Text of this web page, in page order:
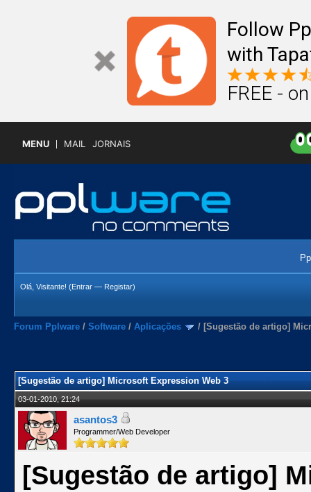
Follow
with
FREE -
MENU MAIL JORNAIS
Olá, Visitante! (Entrar — Registar)
Forum Pplware / Software / Aplicações / [Sugestão de artigo]
[Sugestão de artigo] Microsoft Expression Web 3
03-01-2010, 21:24
asantos3
Programmer/Web Developer
[Sugestão de artigo]